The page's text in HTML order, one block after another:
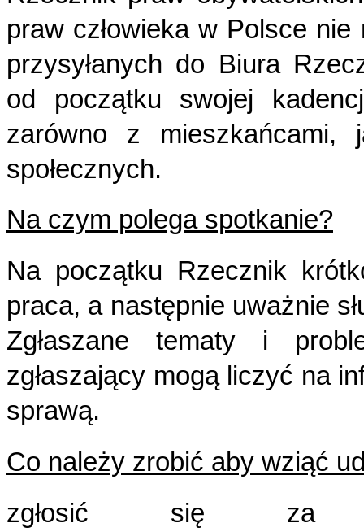
praw człowieka w Polsce
przysyłanych do Biura
od początku swojej
zarówno z mieszkańcami,
społecznych.
Na czym polega spotkanie?
Na początku Rzecznik
praca, a następnie uważnie
Zgłaszane tematy i
zgłaszający mogą liczyć na
sprawą.
Co należy zrobić aby wziąć
zgłosić się za